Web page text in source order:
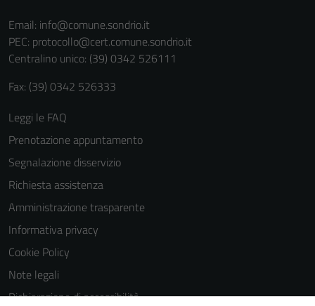
Email: info@comune.sondrio.it
PEC: protocollo@cert.comune.sondrio.it
Centralino unico: (39) 0342 526111
Fax: (39) 0342 526333
Leggi le FAQ
Prenotazione appuntamento
Segnalazione disservizio
Richiesta assistenza
Amministrazione trasparente
Informativa privacy
Cookie Policy
Note legali
Dichiarazione di accessibilità